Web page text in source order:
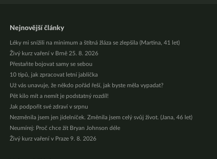
Nejnovější články
Léky mi snížili na minimum a štítná žláza se zlepšila (Martina, 41 let)
Živý kurz vaření v Brně 25. 8. 2026
Přestaňte bojovat samy se sebou
10 tipů, jak zpracovat letní jablíčka
Už vás unavuje, že někdo pořád řeší, jak byste měla vypadat?
Pět kilo mít a nemít je podstatný rozdíl!
Jak podpořit své zdraví v srpnu
Nezměnila jsem jen jídelníček. Změnila jsem celý svůj život. (Jana, 46 let)
Neumírej: Proč chce žít Bryan Johnson déle
Živý kurz vaření v Praze 9. 8. 2026